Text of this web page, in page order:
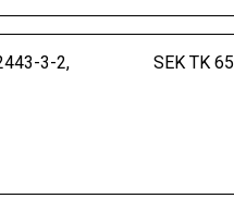
3-2,
SEK TK 65